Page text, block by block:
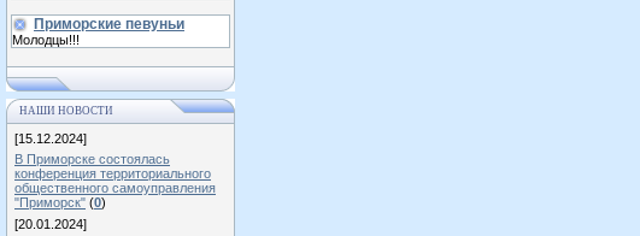
Приморские певуньи
Молодцы!!!
НАШИ НОВОСТИ
[15.12.2024]
В Приморске состоялась
конференция территориального
общественного самоуправления
"Приморск" (0)
[20.01.2024]